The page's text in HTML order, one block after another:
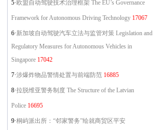
5·欧盟自动驾驶技术治理框架 The EU’s Governance
Framework for Autonomous Driving Technology 17067
6·新加坡自动驾驶汽车立法与监管对策 Legislation and
Regulatory Measures for Autonomous Vehicles in
Singapore 17042
7·涉爆炸物品警情处置与前端防范 16885
8·拉脱维亚警务制度 The Structure of the Latvian
Police 16695
9·桐屿派出所：“邻家警务”绘就商贸区平安